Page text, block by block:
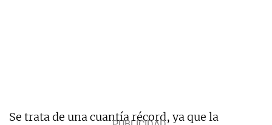
Se trata de una cuantía récord, ya que la